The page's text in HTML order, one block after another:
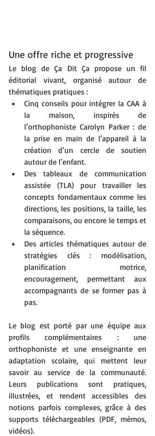
Une offre riche et progressive
Le blog de Ça Dit Ça propose un fil
éditorial vivant, organisé autour de
thématiques pratiques :
Cinq conseils pour intégrer la CAA à
la maison, inspirés de
l’orthophoniste Carolyn Parker : de
la prise en main de l’appareil à la
création d’un cercle de soutien
autour de l’enfant.
Des tableaux de communication
assistée (TLA) pour travailler les
concepts fondamentaux comme les
directions, les positions, la taille, les
comparaisons, ou encore le temps et
la séquence.
Des articles thématiques autour de
stratégies clés : modélisation,
planification motrice,
encouragement, permettant aux
accompagnants de se former pas à
pas.
Le blog est porté par une équipe aux
profils complémentaires : une
orthophoniste et une enseignante en
adaptation scolaire, qui mettent leur
savoir au service de la communauté.
Leurs publications sont pratiques,
illustrées, et rendent accessibles des
notions parfois complexes, grâce à des
supports téléchargeables (PDF, mémos,
vidéos).